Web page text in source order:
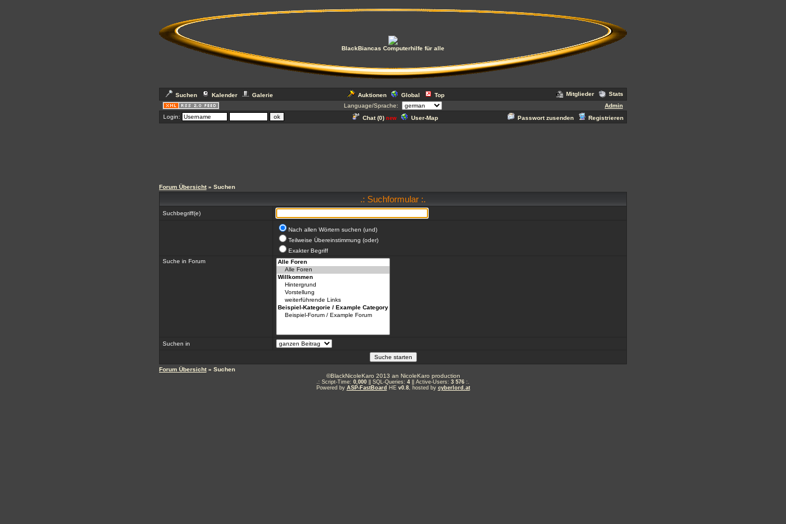
BlackBiancas Computerhilfe für alle
Suchen Kalender Galerie Auktionen Global Top Mitglieder
Stats
Language/Sprache:
Admin
Login:
Chat (0) new User-Map Passwort zusenden Registrieren
Forum Übersicht» Suchen
.: Suchformular :.
Suchbegriff(e)
Nach allen Wörtern suchen (und)
Teilweise Übereinstimmung (oder)
Exakter Begriff
Suche in Forum
Suchen in
Forum Übersicht» Suchen
©BlackNicoleKaro 2013 an NicoleKaro production
.: Script-Time: 0,000 || SQL-Queries: 4 || Active-Users: 3 576 :.
Powered by ASP-FastBoard HE v0.8, hosted by cyberlord.at